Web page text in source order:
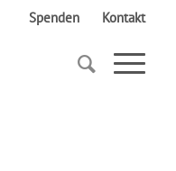
Spenden Kontakt
halle02